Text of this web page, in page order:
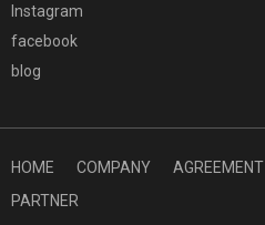
Instagram
facebook
blog
HOME COMPANY AGREEMENT
PARTNER